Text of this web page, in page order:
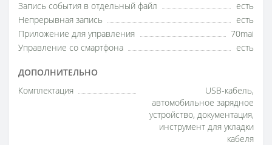
Запись события в отдельный файл
есть
Непрерывная запись
есть
Приложение для управления
70mai
Управление со смартфона
есть
ДОПОЛНИТЕЛЬНО
Комплектация
USB-кабель,
автомобильное зарядное
устройство, документация,
инструмент для укладки
кабеля